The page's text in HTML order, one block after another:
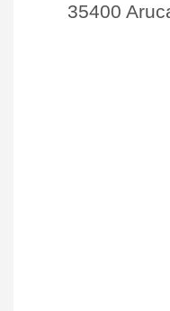
35400